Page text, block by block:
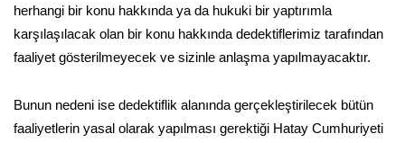
herhangi bir konu hakkında ya da hukuki bir yaptırımla
karşılaşılacak olan bir konu hakkında dedektiflerimiz tarafından
faaliyet gösterilmeyecek ve sizinle anlaşma yapılmayacaktır.
Bunun nedeni ise dedektiflik alanında gerçekleştirilecek bütün
faaliyetlerin yasal olarak yapılması gerektiği Hatay Cumhuriyeti